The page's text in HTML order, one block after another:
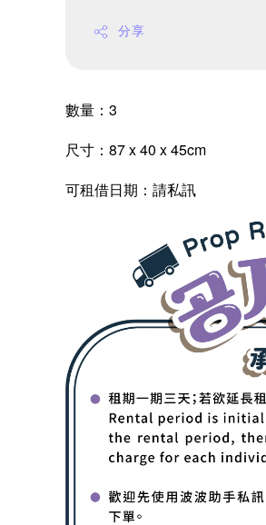
分享
數量：3
尺寸：87 x 40 x 45cm
可租借日期：請私訊